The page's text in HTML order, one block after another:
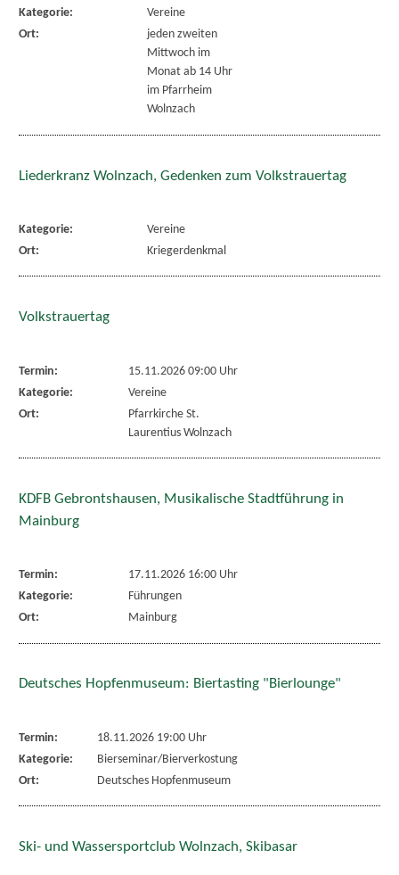
Kategorie:
Vereine
Ort:
jeden zweiten
Mittwoch im
Monat ab 14 Uhr
im Pfarrheim
Wolnzach
Liederkranz Wolnzach, Gedenken zum Volkstrauertag
Kategorie:
Vereine
Ort:
Kriegerdenkmal
Volkstrauertag
Termin:
15.11.2026 09:00 Uhr
Kategorie:
Vereine
Ort:
Pfarrkirche St.
Laurentius Wolnzach
KDFB Gebrontshausen, Musikalische Stadtführung in
Mainburg
Termin:
17.11.2026 16:00 Uhr
Kategorie:
Führungen
Ort:
Mainburg
Deutsches Hopfenmuseum: Biertasting "Bierlounge"
Termin:
18.11.2026 19:00 Uhr
Kategorie:
Bierseminar/Bierverkostung
Ort:
Deutsches Hopfenmuseum
Ski- und Wassersportclub Wolnzach, Skibasar